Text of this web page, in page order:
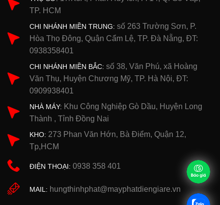
TP. HCM
CHI NHÁNH MIỀN TRUNG: số 263 Trường Sơn, P.
Hòa Thọ Đông, Quận Cẩm Lệ, TP. Đà Nẵng, ĐT:
0938358401
CHI NHÁNH MIỀN BẮC: số 38, Văn Phú, xã Hoàng
Văn Thụ, Huyện Chương Mỹ, TP. Hà Nội, ĐT:
0909938401
NHÀ MÁY: Khu Công Nghiệp Gò Dầu, Huyện Long
Thành , Tỉnh Đồng Nai
KHO: 273 Phan Văn Hớn, Bà Điểm, Quận 12,
Tp,HCM
ĐIỆN THOẠI: 0938 358 401
MAIL: hungthinhphat@mayphatdiengiare.vn